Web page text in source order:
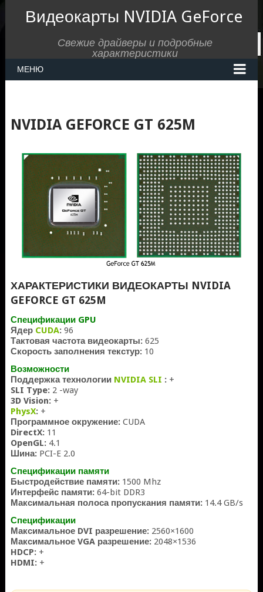
Видеокарты NVIDIA GeForce
Свежие драйверы и подробные
характеристики
МЕНЮ
NVIDIA GEFORCE GT 625M
ХАРАКТЕРИСТИКИ ВИДЕОКАРТЫ NVIDIA
GEFORCE GT 625M
Спецификации GPU
Ядер CUDA:96
Тактовая частота видеокарты:625
Скорость заполнения текстур:10
Возможности
Поддержка технологии NVIDIA SLI :+
SLI Type:2 -way
3D Vision:+
PhysX:+
Программное окружение:CUDA
DirectX:11
OpenGL:4.1
Шина:PCI-E 2.0
Спецификации памяти
Быстродействие памяти:1500 Mhz
Интерфейс памяти:64-bit DDR3
Максимальная полоса пропускания памяти:14.4 GB/s
Спецификации
Максимальное DVI разрешение:2560×1600
Максимальное VGA разрешение:2048×1536
HDCP:+
HDMI:+